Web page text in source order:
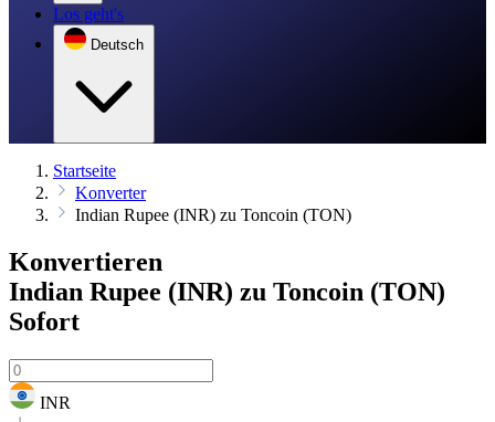
Los geht's
Deutsch
Startseite
Konverter
Indian Rupee (INR) zu Toncoin (TON)
Konvertieren
Indian Rupee (INR) zu Toncoin (TON)
Sofort
INR